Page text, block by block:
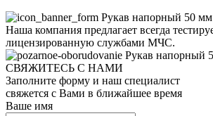
Наша компания предлагает всегда
лицензированную службами МЧС.
СВЯЖИТЕСЬ С НАМИ
Заполните форму и наш специалист
свяжется с Вами в ближайшее время
Ваше имя